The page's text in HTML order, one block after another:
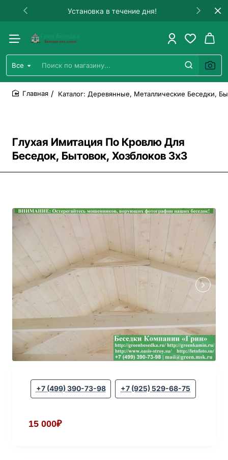
Установка в течение дня!
Все
Поиск
по
магазину...
Глухая Имитация По Кровлю Для
Беседок, Бытовок, Хозблоков 3х3
Каталог: Деревянные, Металлические Беседки,
+7 (499) 390-73-98 +7 (925) 529-68-75
15 000₽